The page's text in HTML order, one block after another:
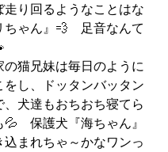
走り回るようなことはな
ちゃん』💨　足音なんて
の猫兄妹は毎日のように
をし、ドッタンバッタン
、犬達もおちおち寝てら
　保護犬『海ちゃん』
込まれちゃ～かなワンっ